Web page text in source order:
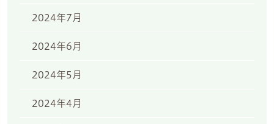
2024年7月
2024年6月
2024年5月
2024年4月